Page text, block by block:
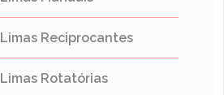
Limas Reciprocantes
Limas Rotatórias